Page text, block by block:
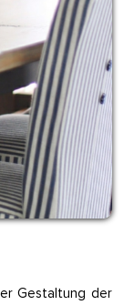
Gestaltung der